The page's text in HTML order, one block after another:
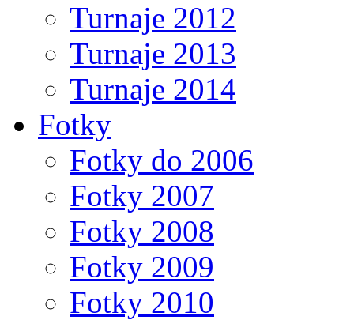
Turnaje 2012
Turnaje 2013
Turnaje 2014
Fotky
Fotky do 2006
Fotky 2007
Fotky 2008
Fotky 2009
Fotky 2010